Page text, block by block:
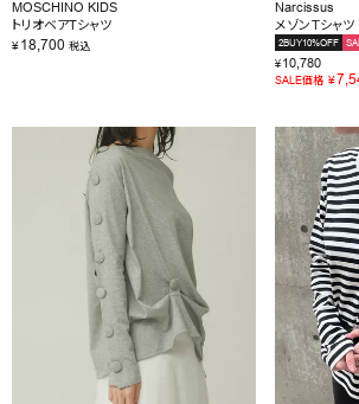
MOSCHINO KIDS
トリオベアTシャツ
¥18,700 税込
Narcissus
メゾンＴシャツ
2BUY10%OFF
¥10,780
SALE価格 ¥